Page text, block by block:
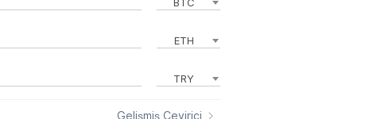
ETH
TRY
Gelişmiş Çevirici